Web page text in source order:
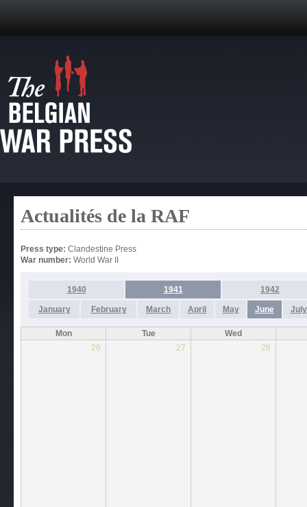
Actualités de la RAF
Press type: Clandestine Press
War number: World War II
1940 1941 1942
January February March April May June July
Mon Tue
Wed
26
27 28